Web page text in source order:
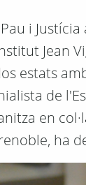
Pau i
Jean
estats
de
en
ha